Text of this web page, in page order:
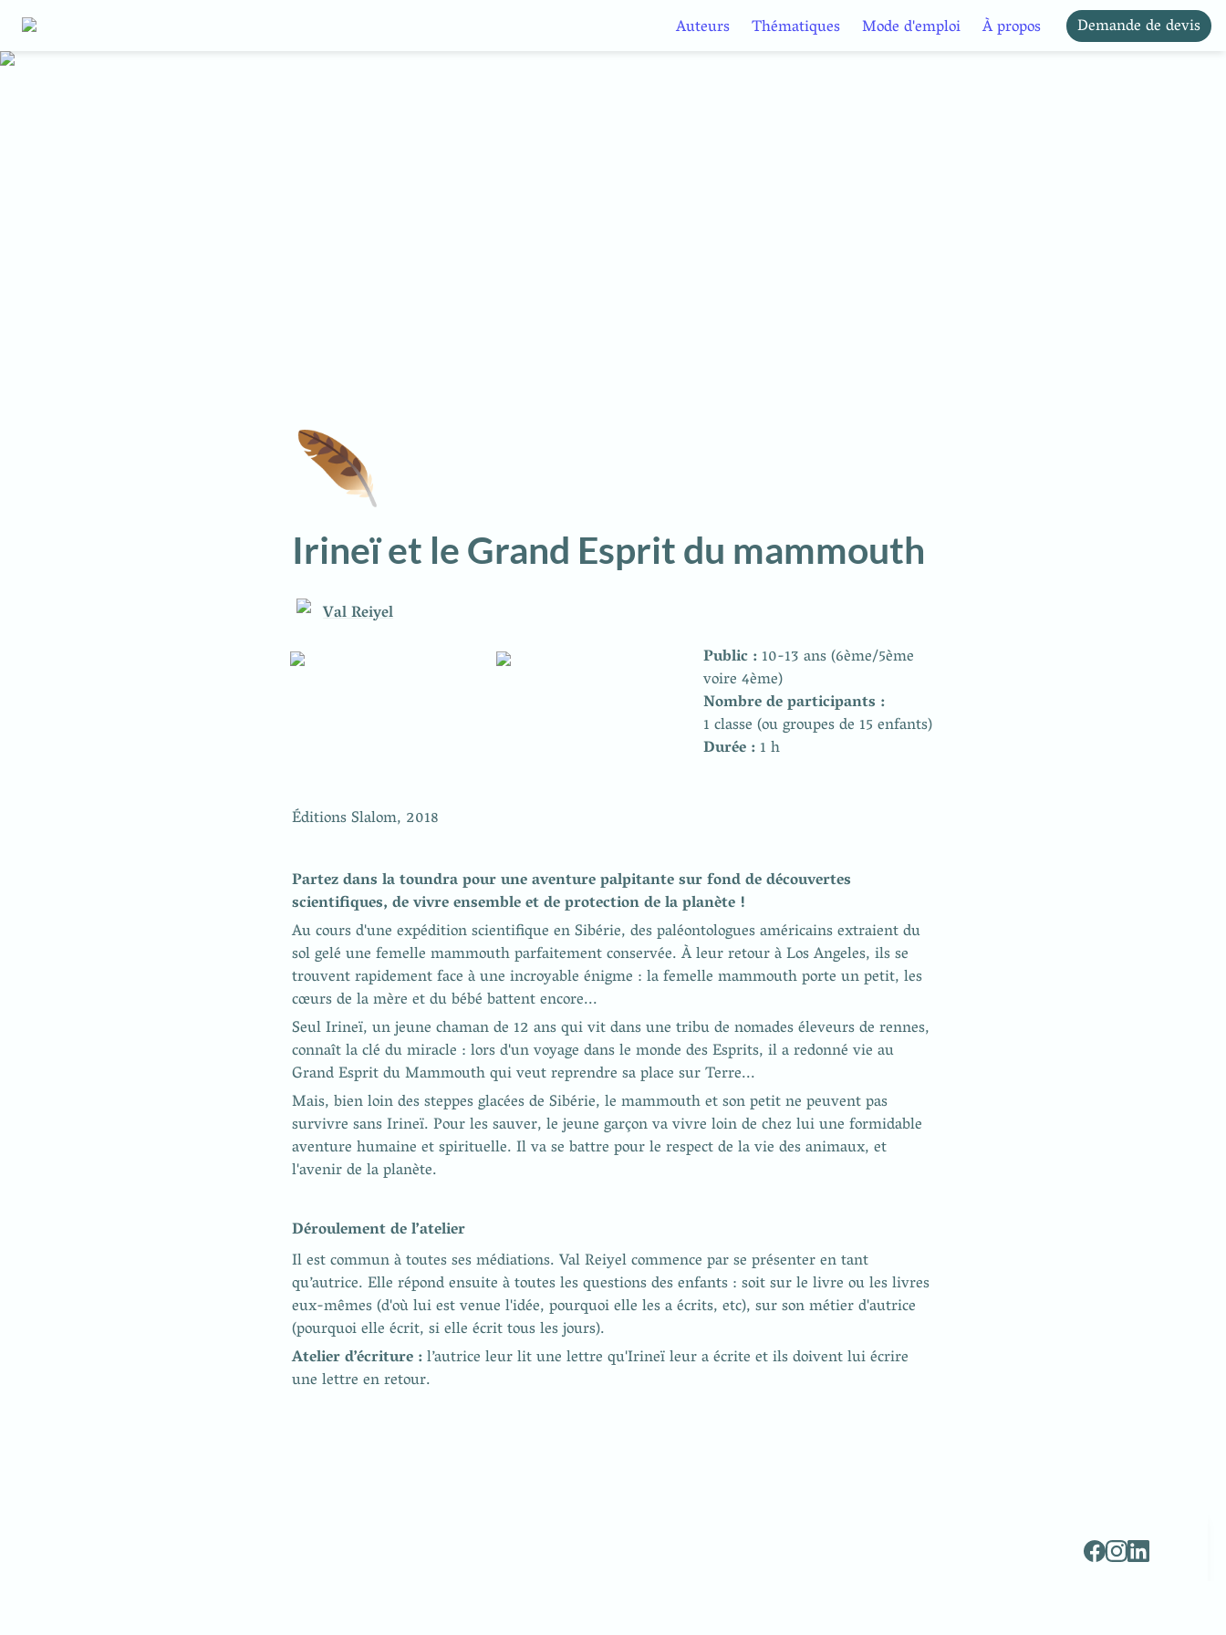
Auteurs Thématiques Mode d'emploi À propos Demande de devis
🪶
Irineï et le Grand Esprit du mammouth
Val Reiyel
Public : 10-13 ans (6ème/5ème
1 classe (ou groupes de 15 enfants)
Durée : 1 h
Éditions Slalom, 2018
Partez dans la toundra pour une aventure palpitante sur fond de découvertes
scientifiques, de vivre ensemble et de protection de la planète !
Au cours d'une expédition scientifique en Sibérie, des paléontologues américains extraient du
sol gelé une femelle mammouth parfaitement conservée. À leur retour à Los Angeles, ils se
trouvent rapidement face à une incroyable énigme : la femelle mammouth porte un petit, les
cœurs de la mère et du bébé battent encore...
Seul Irineï, un jeune chaman de 12 ans qui vit dans une tribu de nomades éleveurs de rennes,
connaît la clé du miracle : lors d'un voyage dans le monde des Esprits, il a redonné vie au
Grand Esprit du Mammouth qui veut reprendre sa place sur Terre...
Mais, bien loin des steppes glacées de Sibérie, le mammouth et son petit ne peuvent pas
survivre sans Irineï. Pour les sauver, le jeune garçon va vivre loin de chez lui une formidable
aventure humaine et spirituelle. Il va se battre pour le respect de la vie des animaux, et
l'avenir de la planète.
Déroulement de l’atelier
Il est commun à toutes ses médiations. Val Reiyel commence par se présenter en tant
qu’autrice. Elle répond ensuite à toutes les questions des enfants : soit sur le livre ou les livres
eux-mêmes (d'où lui est venue l'idée, pourquoi elle les a écrits, etc), sur son métier d'autrice
Atelier d’écriture : l’autrice leur lit une lettre qu'Irineï leur a écrite et ils doivent lui écrire
une lettre en retour.